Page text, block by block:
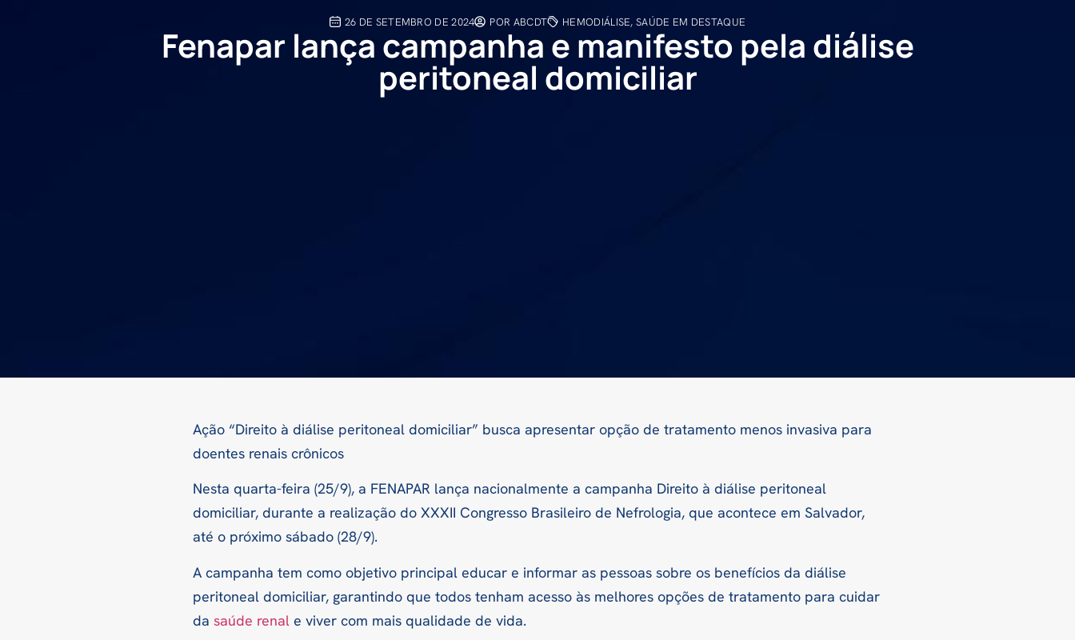
26 DE SETEMBRO DE 2024 POR ABCDT HEMODIÁLISE,SAÚDE EM DESTAQUE
Fenapar lança campanha e manifesto pela diálise
peritoneal domiciliar
Ação “Direito à diálise peritoneal domiciliar” busca apresentar opção de tratamento menos invasiva para
doentes renais crônicos
Nesta quarta-feira (25/9), a FENAPAR lança nacionalmente a campanha Direito à diálise peritoneal
domiciliar, durante a realização do XXXII Congresso Brasileiro de Nefrologia, que acontece em Salvador,
até o próximo sábado (28/9).
A campanha tem como objetivo principal educar e informar as pessoas sobre os benefícios da diálise
peritoneal domiciliar, garantindo que todos tenham acesso às melhores opções de tratamento para cuidar
da saúde renal e viver com mais qualidade de vida.